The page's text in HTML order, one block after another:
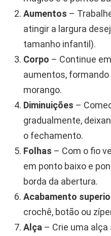
Aumentos –
atingir a largura
tamanho infantil).
Corpo – Continue
aumentos,
morango.
Diminuições –
gradualmente,
o fechamento.
Folhas – Com o fio
em ponto baixo e
borda da abertura.
Acabamento
crochê, botão ou
Alça – Crie uma